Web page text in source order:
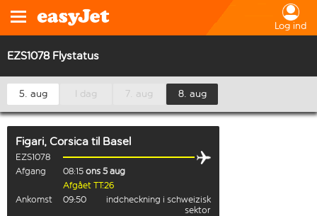
Log ind
EZS1078 Flystatus
5. aug I dag 7. aug 8. aug
Figari, Corsica til Basel
EZS1078
Afgang
08:15 ons 5 aug
Afgået TT:26
Ankomst
09:50
indcheckning i schweizisk
sektor